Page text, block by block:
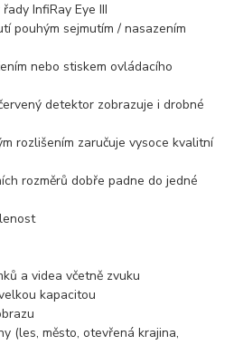
InfiRay Eye III
pouhým sejmutím / nasazením
nebo stiskem ovládacího
detektor zobrazuje i drobné
rozlišením zaručuje vysoce kvalitní
rozměrů dobře padne do jedné
a videa včetně zvuku
kapacitou
(les, město, otevřená krajina,